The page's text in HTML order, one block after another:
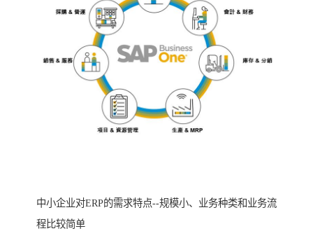
中小企业对ERP的需求特点--规模小、业务种类和业务流
程比较简单